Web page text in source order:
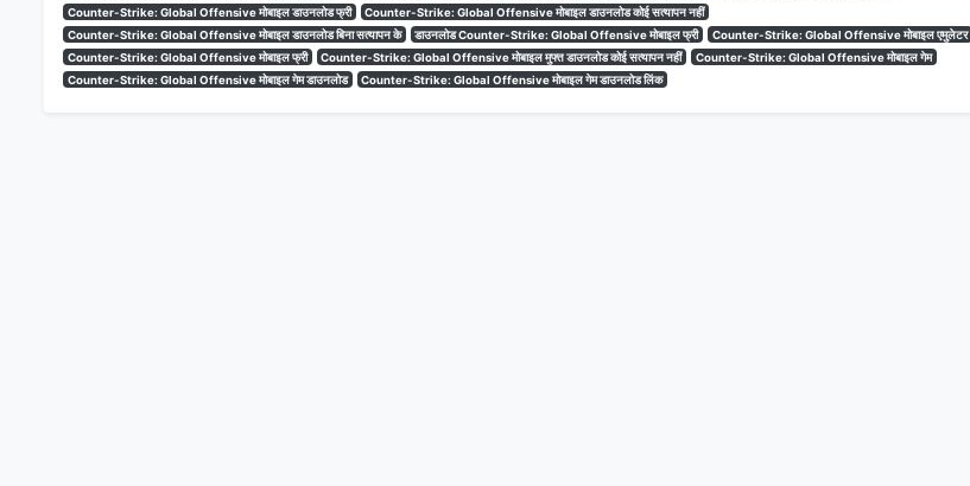
Counter-Strike: Global Offensive मोबाइल डाउनलोड फ्री
Counter-Strike: Global Offensive मोबाइल डाउनलोड कोई सत्यापन नहीं
Counter-Strike: Global Offensive मोबाइल डाउनलोड बिना सत्यापन के
डाउनलोड Counter-Strike: Global Offensive मोबाइल फ्री
Counter-Strike: Global Offensive मोबाइल एमुलेटर
Counter-Strike: Global Offensive मोबाइल फ्री
Counter-Strike: Global Offensive मोबाइल मुफ्त डाउनलोड कोई सत्यापन नहीं
Counter-Strike: Global Offensive मोबाइल गेम
Counter-Strike: Global Offensive मोबाइल गेम डाउनलोड
Counter-Strike: Global Offensive मोबाइल गेम डाउनलोड लिंक